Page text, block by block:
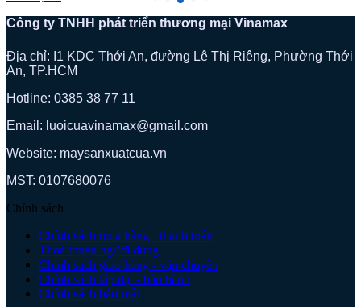
Công ty TNHH phát triển thương mại Vinamax
Địa chỉ: I1 KDC Thới An, đường Lê Thị Riêng, Phường Thới
An, TP.HCM
Hotline: 0385 38 77 11
Email: luoicuavinamax@gmail.com
Website: maysanxuatcua.vn
MST: 0107680076
Chính sách
Chính sách mua hàng - thanh toán
Thoả thuận người dùng
Chính sách giao hàng - vận chuyển
Chính sách lắp đặt - bảo hành
Chính sách bảo mật